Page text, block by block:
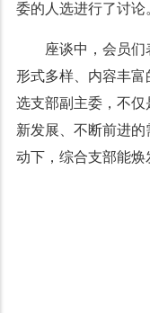
委的人选进行了讨论
座谈中，会员
形式多样、内容丰
选支部副主委，不仅
新发展、不断前进
动下，综合支部能焕